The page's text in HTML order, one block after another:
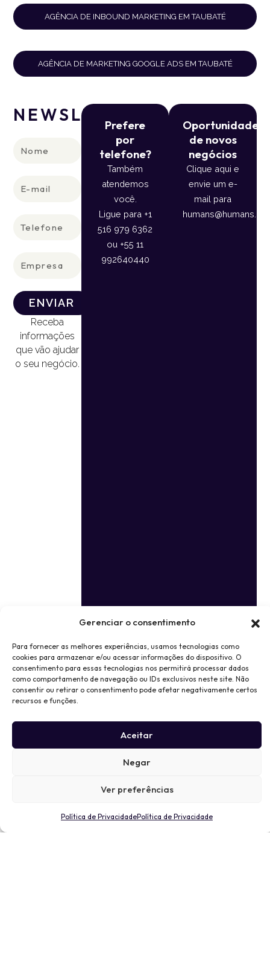
Gerenciar o consentimento
Para fornecer as melhores experiências, usamos tecnologias como
cookies para armazenar e/ou acessar informações do dispositivo. O
consentimento para essas tecnologias nos permitirá processar dados
como comportamento de navegação ou IDs exclusivos neste site. Não
consentir ou retirar o consentimento pode afetar negativamente certos
recursos e funções.
Aceitar
Negar
Ver preferências
Política de PrivacidadePolítica de Privacidade
AGÊNCIA DE INBOUND MARKETING EM TAUBATÉ
AGÊNCIA DE MARKETING GOOGLE ADS EM TAUBATÉ
NEWSLETTER
ENVIAR
Receba
informações
que vão ajudar
o seu negócio.
Prefere
por
telefone?
Também
atendemos
você.
Ligue para +1
516 979 6362
ou +55 11
992640440
Oportunidade
de novos
negócios
Clique aqui e
envie um e-
mail para